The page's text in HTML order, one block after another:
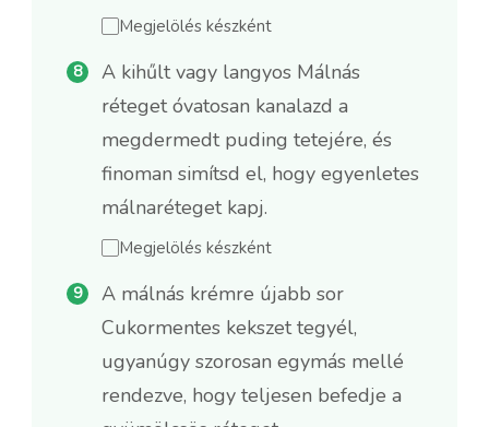
Megjelölés készként
A kihűlt vagy langyos Málnás
réteget óvatosan kanalazd a
megdermedt puding tetejére, és
finoman simítsd el, hogy egyenletes
málnaréteget kapj.
Megjelölés készként
A málnás krémre újabb sor
Cukormentes kekszet tegyél,
ugyanúgy szorosan egymás mellé
rendezve, hogy teljesen befedje a